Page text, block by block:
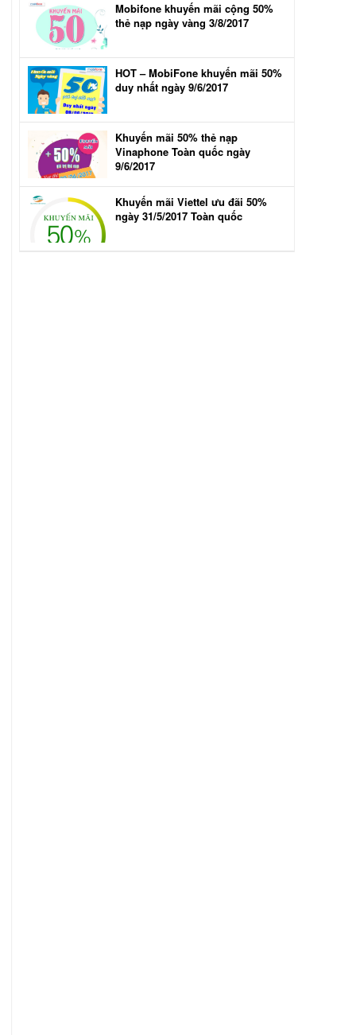
Mobifone khuyến mãi cộng 50%
thẻ nạp ngày vàng 3/8/2017
HOT – MobiFone khuyến mãi 50%
duy nhất ngày 9/6/2017
Khuyến mãi 50% thẻ nạp
Vinaphone Toàn quốc ngày
9/6/2017
Khuyến mãi Viettel ưu đãi 50%
ngày 31/5/2017 Toàn quốc